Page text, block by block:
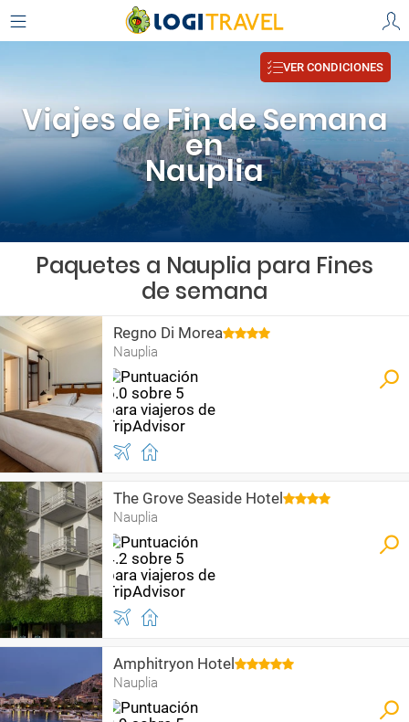
Viajes de Fin de Semana
en
Nauplia
VER CONDICIONES
Paquetes a Nauplia para Fines
de semana
Regno Di Morea
Nauplia
The Grove Seaside Hotel
Nauplia
Amphitryon Hotel
Nauplia